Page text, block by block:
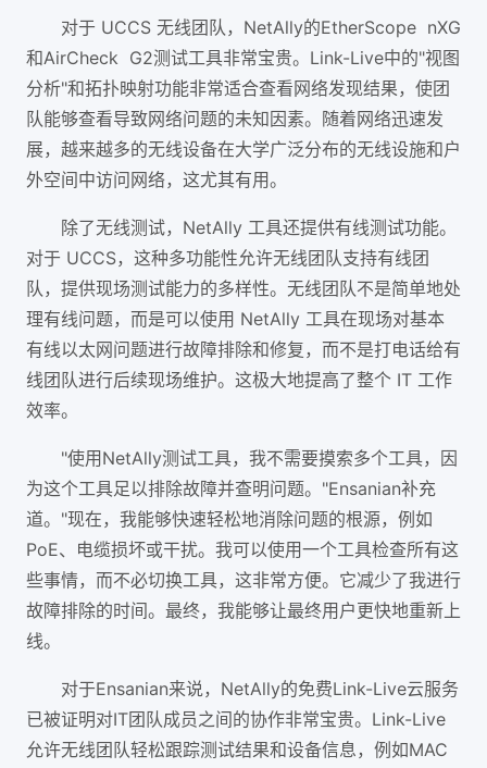
对于 UCCS 无线团队，NetAlly的EtherScope nXG
和AirCheck G2测试工具非常宝贵。Link-Live中的"视图
分析"和拓扑映射功能非常适合查看网络发现结果，使团
队能够查看导致网络问题的未知因素。随着网络迅速发
展，越来越多的无线设备在大学广泛分布的无线设施和户
外空间中访问网络，这尤其有用。
除了无线测试，NetAlly 工具还提供有线测试功能。
对于 UCCS，这种多功能性允许无线团队支持有线团
队，提供现场测试能力的多样性。无线团队不是简单地处
理有线问题，而是可以使用 NetAlly 工具在现场对基本
有线以太网问题进行故障排除和修复，而不是打电话给有
线团队进行后续现场维护。这极大地提高了整个 IT 工作
效率。
"使用NetAlly测试工具，我不需要摸索多个工具，因
为这个工具足以排除故障并查明问题。"Ensanian补充
道。"现在，我能够快速轻松地消除问题的根源，例如
PoE、电缆损坏或干扰。我可以使用一个工具检查所有这
些事情，而不必切换工具，这非常方便。它减少了我进行
故障排除的时间。最终，我能够让最终用户更快地重新上
线。
对于Ensanian来说，NetAlly的免费Link-Live云服务
已被证明对IT团队成员之间的协作非常宝贵。Link-Live
允许无线团队轻松跟踪测试结果和设备信息，例如MAC